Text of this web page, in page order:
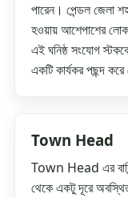
পারেন। পেন্ডল জেলা
হওয়ায় আশেপাশের
এই ঘনিষ্ঠ সংযোগ
একটি কার্যকর পছন্দ
Town Head
Town Head এর
থেকে একটু দূরে